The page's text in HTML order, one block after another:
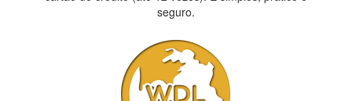
seguro.